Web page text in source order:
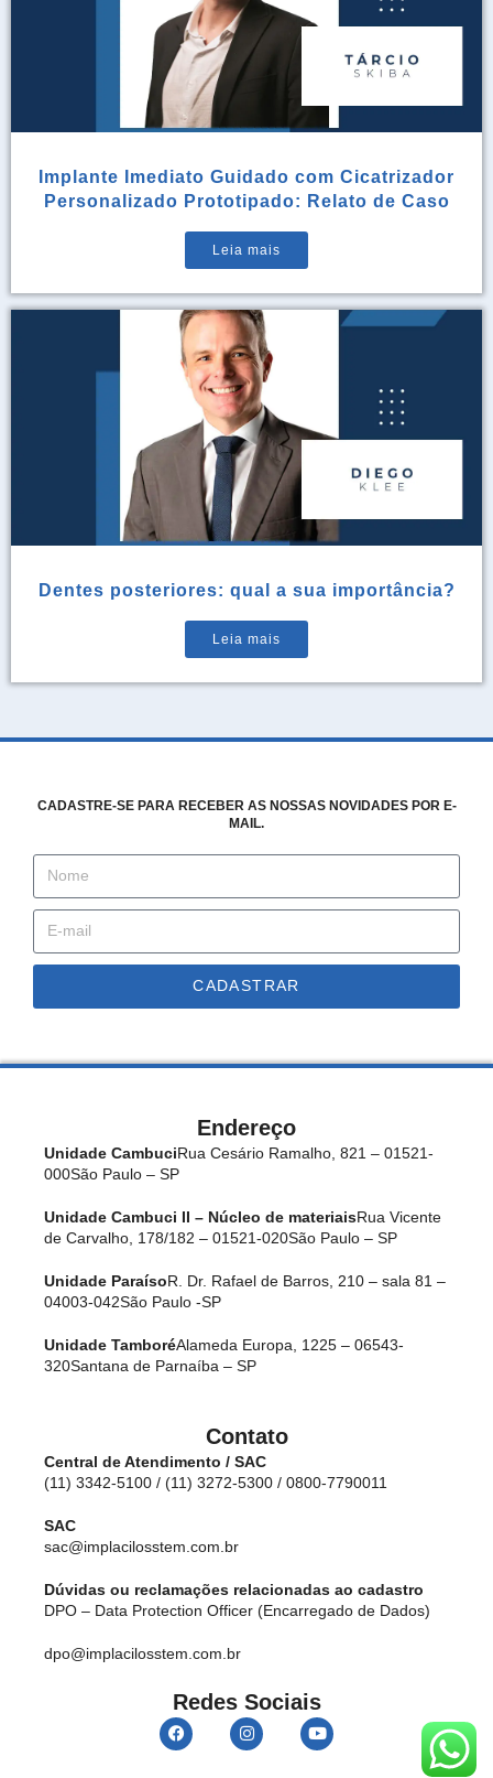
Implante Imediato Guidado com Cicatrizador
Personalizado Prototipado: Relato de Caso
Leia mais
Dentes posteriores: qual a sua importância?
Leia mais
CADASTRE-SE PARA RECEBER AS NOSSAS NOVIDADES POR E-
MAIL.
CADASTRAR
Endereço
Unidade CambuciRua Cesário Ramalho, 821 – 01521-
000São Paulo – SP
Unidade Cambuci II – Núcleo de materiaisRua Vicente
de Carvalho, 178/182 – 01521-020São Paulo – SP
Unidade ParaísoR. Dr. Rafael de Barros, 210 – sala 81 –
04003-042São Paulo -SP
Unidade TamboréAlameda Europa, 1225 – 06543-
320Santana de Parnaíba – SP
Contato
Central de Atendimento / SAC
(11) 3342-5100 / (11) 3272-5300 / 0800-7790011
SAC
sac@implacilosstem.com.br
Dúvidas ou reclamações relacionadas ao cadastro
DPO – Data Protection Officer (Encarregado de Dados)
dpo@implacilosstem.com.br
Redes Sociais